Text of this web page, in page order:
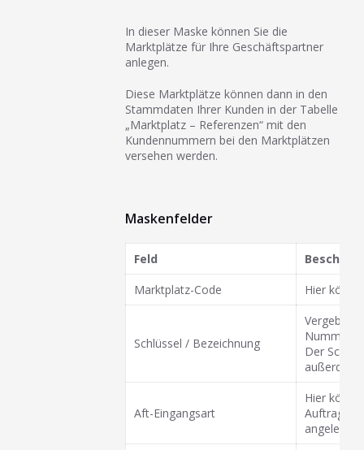
In dieser Maske können Sie die
Marktplätze für Ihre Geschäftspartner
anlegen.
Diese Marktplätze können dann in den
Stammdaten Ihrer Kunden in der Tabelle
„Marktplatz – Referenzen“ mit den
Kundennummern bei den Marktplätzen
versehen werden.
Maskenfelder
Feld
Marktplatz-Code
Hier
Schlüssel / Bezeichnung
Vergeben
Nummer
Der
außerdem
Aft-Eingangsart
Hier
angelegt